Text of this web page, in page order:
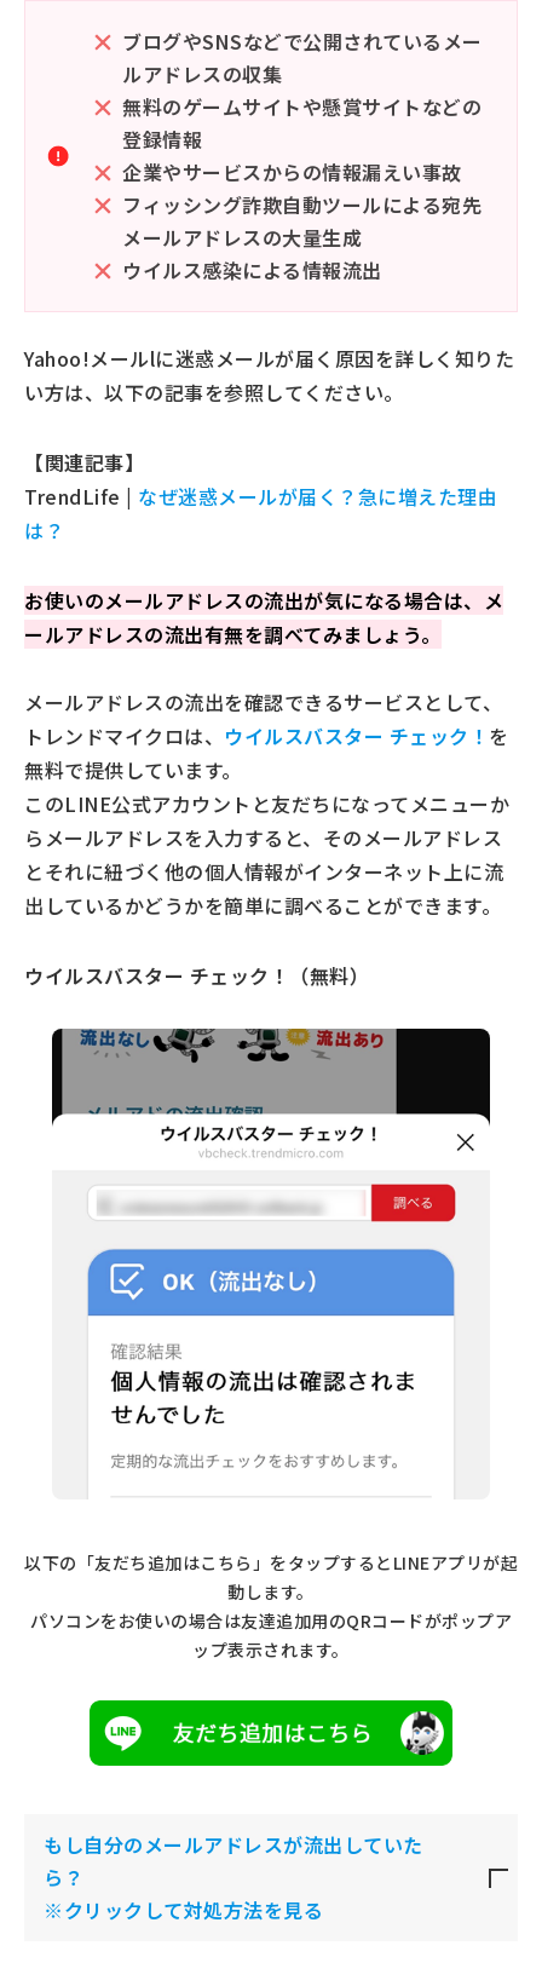
ブログやSNSなどで公開されているメー
ルアドレスの収集
無料のゲームサイトや懸賞サイトなどの
登録情報
企業やサービスからの情報漏えい事故
フィッシング詐欺自動ツールによる宛先
メールアドレスの大量生成
ウイルス感染による情報流出
Yahoo!メールlに迷惑メールが届く原因を詳しく知りた
い方は、以下の記事を参照してください。
【関連記事】
TrendLife | なぜ迷惑メールが届く？急に増えた理由
は？
お使いのメールアドレスの流出が気になる場合は、メ
ールアドレスの流出有無を調べてみましょう。
メールアドレスの流出を確認できるサービスとして、
トレンドマイクロは、 ウイルスバスター チェック！ を
無料で提供しています。
このLINE公式アカウントと友だちになってメニューか
らメールアドレスを入力すると、そのメールアドレス
とそれに紐づく他の個人情報がインターネット上に流
出しているかどうかを簡単に調べることができます。
ウイルスバスター チェック！（無料）
以下の「友だち追加はこちら」をタップするとLINEアプリが起
動します。
パソコンをお使いの場合は友達追加用のQRコードがポップア
ップ表示されます。
もし自分のメールアドレスが流出していた
ら？
※クリックして対処方法を見る